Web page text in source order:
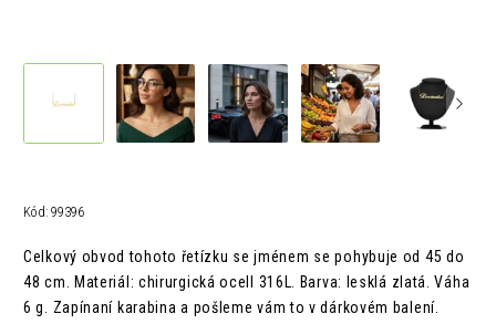
Kód: 99396
Celkový obvod tohoto řetízku se jménem se pohybuje od 45 do
48 cm.
Materiál: chirurgická ocelI 316L. Barva: lesklá zlatá.Váha
6 g. Zapínaní karabina a pošleme vám to vdárkovém balení.